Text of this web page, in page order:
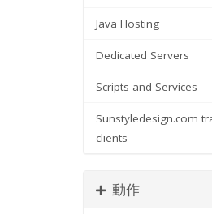
Java Hosting
Dedicated Servers
Scripts and Services
Sunstyledesign.com
clients
動作